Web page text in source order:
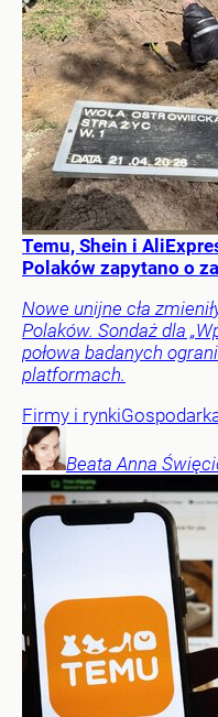
Temu, Shein i
Polaków zapytano o
Nowe unijne cła
Polaków. Sondaż dla
połowa badanych
platformach.
Firmy i rynki
Beata Anna